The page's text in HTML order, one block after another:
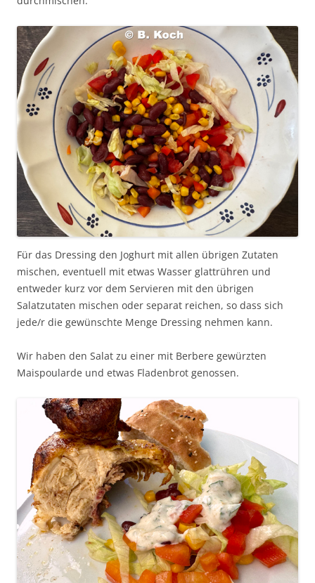
Für das Dressing den Joghurt mit allen übrigen Zutaten
mischen, eventuell mit etwas Wasser glattrühren und
entweder kurz vor dem Servieren mit den übrigen
Salatzutaten mischen oder separat reichen, so dass sich
jede/r die gewünschte Menge Dressing nehmen kann.
Wir haben den Salat zu einer mit Berbere gewürzten
Maispoularde und etwas Fladenbrot genossen.